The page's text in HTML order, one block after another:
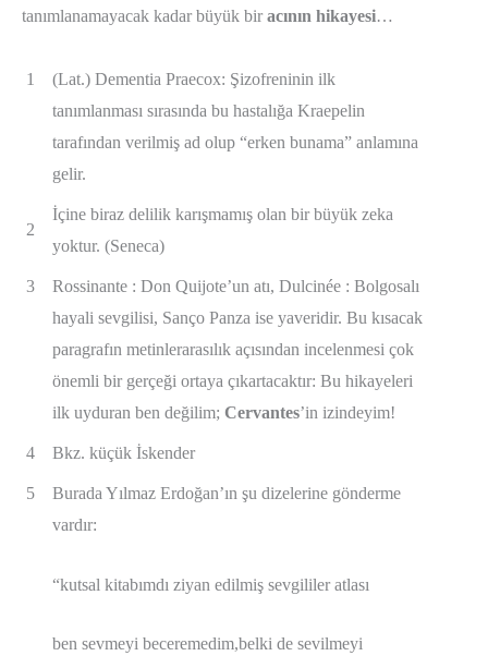
tanımlanamayacak kadar büyük bir acının hikayesi…
1
(Lat.) Dementia Praecox: Şizofreninin ilk
tanımlanması sırasında bu hastalığa Kraepelin
tarafından verilmiş ad olup “erken bunama” anlamına
gelir.
2
İçine biraz delilik karışmamış olan bir büyük zeka
yoktur. (Seneca)
3
Rossinante : Don Quijote’un atı, Dulcinée : Bolgosalı
hayali sevgilisi, Sanço Panza ise yaveridir. Bu kısacak
paragrafın metinlerarasılık açısından incelenmesi çok
önemli bir gerçeği ortaya çıkartacaktır: Bu hikayeleri
ilk uyduran ben değilim; Cervantes’in izindeyim!
4 Bkz. küçük İskender
5
Burada Yılmaz Erdoğan’ın şu dizelerine gönderme
vardır:
“kutsal kitabımdı ziyan edilmiş sevgililer atlası
ben sevmeyi beceremedim,belki de sevilmeyi